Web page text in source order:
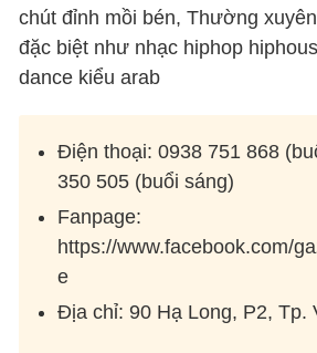
chút đỉnh mồi bén, Thường
đặc biệt như nhạc hiphop
dance kiểu arab
Điện thoại: 0938 751 868
350 505 (buổi sáng)
Fanpage:
https://www.facebook.com/
e
Địa chỉ: 90 Hạ Long, P2, Tp.